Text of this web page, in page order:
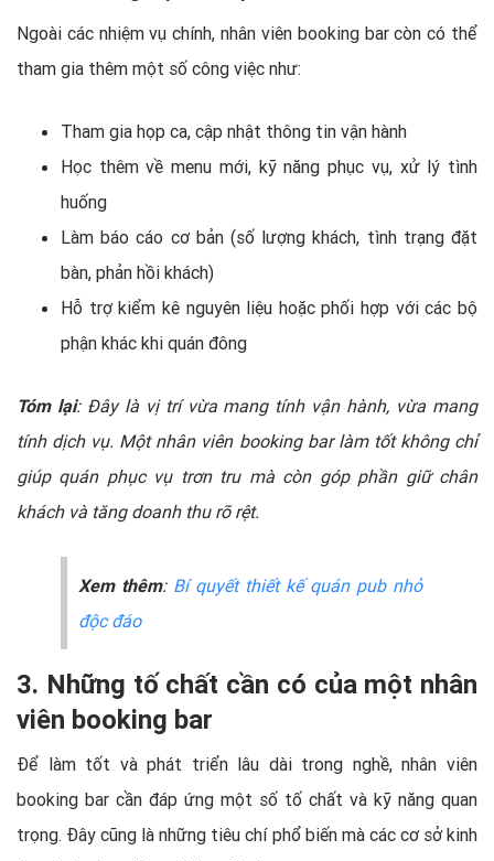
Ngoài các nhiệm vụ chính, nhân viên booking bar còn có thể
tham gia thêm một số công việc như:
Tham gia họp ca, cập nhật thông tin vận hành
Học thêm về menu mới, kỹ năng phục vụ, xử lý tình
huống
Làm báo cáo cơ bản (số lượng khách, tình trạng đặt
bàn, phản hồi khách)
Hỗ trợ kiểm kê nguyên liệu hoặc phối hợp với các bộ
phận khác khi quán đông
Tóm lại: Đây là vị trí vừa mang tính vận hành, vừa mang
tính dịch vụ. Một nhân viên booking bar làm tốt không chỉ
giúp quán phục vụ trơn tru mà còn góp phần giữ chân
khách và tăng doanh thu rõ rệt.
Xem thêm: Bí quyết thiết kế quán pub nhỏ
độc đáo
3. Những tố chất cần có của một nhân
viên booking bar
Để làm tốt và phát triển lâu dài trong nghề, nhân viên
booking bar cần đáp ứng một số tố chất và kỹ năng quan
trọng. Đây cũng là những tiêu chí phổ biến mà các cơ sở kinh